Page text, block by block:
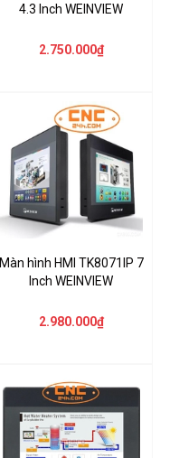
4.3 Inch WEINVIEW
2.750.000₫
Màn hình HMI TK8071IP 7
Inch WEINVIEW
2.980.000₫